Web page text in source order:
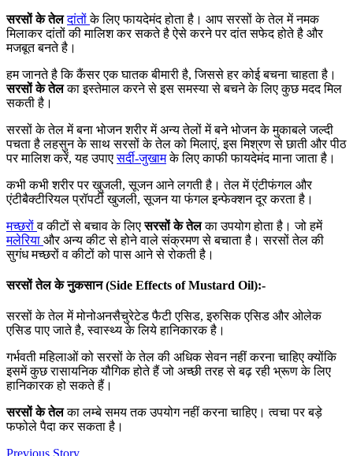
सरसों के तेल दांतोंके लिए फायदेमंद होता है। आप सरसों के तेल में नमक
मिलाकर दांतों की मालिश कर सकते है ऐसे करने पर दांत सफेद होते है और
मजबूत बनते है।
हम जानते है कि कैंसर एक घातक बीमारी है, जिससे हर कोई बचना चाहता है।
सरसों के तेलका इस्तेमाल करने से इस समस्या से बचने के लिए कुछ मदद मिल
सकती है।
सरसों के तेल में बना भोजन शरीर में अन्य तेलों में बने भोजन के मुकाबले जल्दी
पचता है लहसुन के साथ सरसों के तेल को मिलाएं, इस मिश्रण से छाती और पीठ
पर मालिश करें, यह उपाएसर्दी-जुखामके लिए काफी फायदेमंद माना जाता है।
कभी कभी शरीर पर खुजली, सूजन आने लगती है। तेल में एंटीफंगल और
एंटीबैक्टीरियल प्रॉपर्टी खुजली, सूजन या फंगल इन्फेक्शन दूर करता है।
मच्छरोंव कीटों से बचाव के लिएसरसों के तेलका उपयोग होता है। जो हमें
मलेरिया और अन्य कीट से होने वाले संक्रमण से बचाता है। सरसों तेल की
सुगंध मच्छरों व कीटों को पास आने से रोकती है।
सरसों तेल के नुकसान (Side Effects of Mustard Oil):-
सरसों के तेल में मोनोअनसैचुरेटेड फैटी एसिड, इरुसिक एसिड और ओलेक
एसिड पाए जाते है, स्वास्थ्य के लिये हानिकारक है।
गर्भवती महिलाओं को सरसों के तेल की अधिक सेवन नहीं करना चाहिए क्योंकि
इसमें कुछ रासायनिक यौगिक होते हैं जो अच्छी तरह से बढ़ रही भ्रूण के लिए
हानिकारक हो सकते हैं।
सरसों के तेलका लम्बे समय तक उपयोग नहीं करना चाहिए। त्वचा पर बड़े
फफोले पैदा कर सकता है।